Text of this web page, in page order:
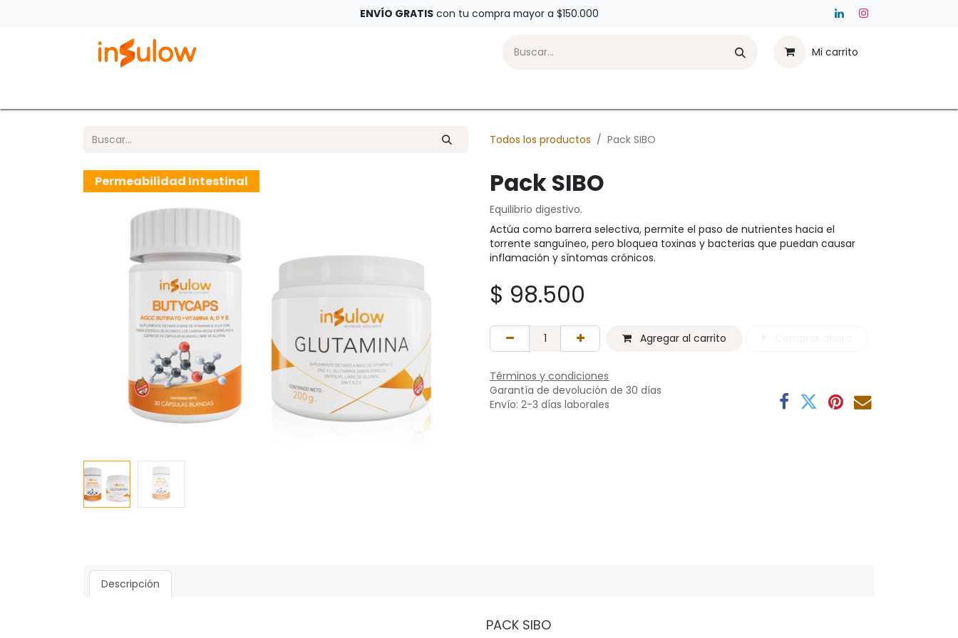
ENVÍO GRATIScon tu compra mayor a $150.000
Mi carrito
Todos los productos Pack SIBO
Permeabilidad Intestinal Pack SIBO
Equilibrio digestivo.
Actúa como barrera selectiva, permite el paso de nutrientes hacia el
torrente sanguíneo, pero bloquea toxinas y bacterias que puedan causar
inflamación y síntomas crónicos.
$ 98.500
Agregar al carrito
Términos y condiciones
Garantía de devolución de 30 días
Envío: 2-3 días laborales
Descripción
PACK SIBO